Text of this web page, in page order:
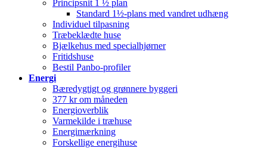
Principsnit 1 ½ plan
Standard 1½-plans med vandret udhæng
Individuel tilpasning
Træbeklædte huse
Bjælkehus med specialhjørner
Fritidshuse
Bestil Panbo-profiler
Energi
Bæredygtigt og grønnere byggeri
377 kr om måneden
Energioverblik
Varmekilde i træhuse
Energimærkning
Forskellige energihuse